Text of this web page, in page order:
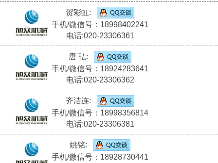
贺彩虹:
手机/微信号：18998402241
电话:020-23306361
唐 弘:
手机/微信号：18924283641
电话:020-23306362
齐洁连:
手机/微信号：18998356814
电话:020-23306381
姚铭:
手机/微信号：18928730441